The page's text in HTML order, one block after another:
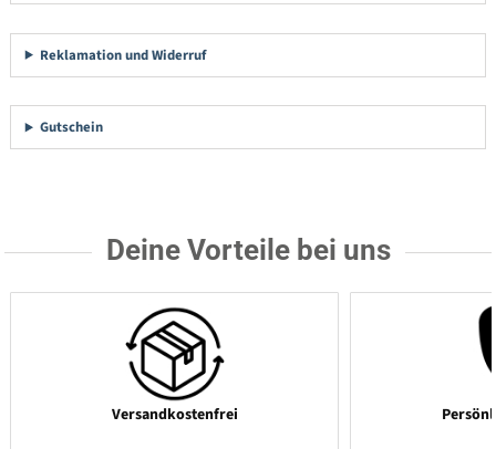
Reklamation und Widerruf
Gutschein
Deine Vorteile bei uns
Versandkostenfrei